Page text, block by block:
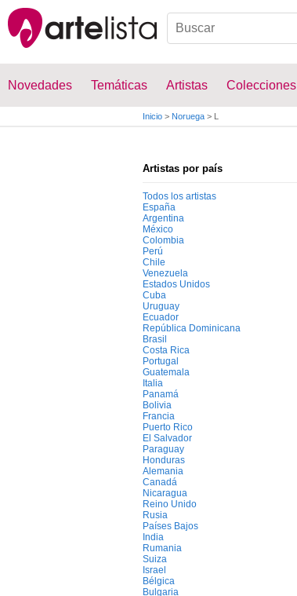
Novedades Temáticas Artistas Colecciones
Inicio > Noruega > L
Artistas por país
Todos los artistas
España
Argentina
México
Colombia
Perú
Chile
Venezuela
Estados Unidos
Cuba
Uruguay
Ecuador
República Dominicana
Brasil
Costa Rica
Portugal
Guatemala
Italia
Panamá
Bolivia
Francia
Puerto Rico
El Salvador
Paraguay
Honduras
Alemania
Canadá
Nicaragua
Reino Unido
Rusia
Países Bajos
India
Rumania
Suiza
Israel
Bélgica
Bulgaria